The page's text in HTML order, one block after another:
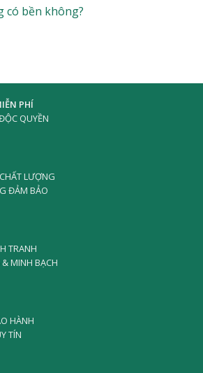
có bền không?
PHÍ
QUYỀN
LƯỢNG
ĐẢM BẢO
TRANH
MINH BẠCH
HÀNH
TÍN